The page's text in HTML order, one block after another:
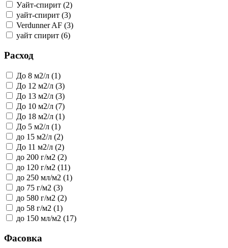
Уайт-спирит (2)
уайт-спирит (3)
Verdunner AF (3)
уайт спирит (6)
Расход
До 8 м2/л (1)
До 12 м2/л (3)
До 13 м2/л (3)
До 10 м2/л (7)
До 18 м2/л (1)
До 5 м2/л (1)
до 15 м2/л (2)
До 11 м2/л (2)
до 200 г/м2 (2)
до 120 г/м2 (11)
до 250 мл/м2 (1)
до 75 г/м2 (3)
до 580 г/м2 (2)
до 58 г/м2 (1)
до 150 мл/м2 (17)
Фасовка